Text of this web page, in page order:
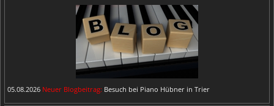
05.08.2026 Neuer Blogbeitrag: Besuch bei Piano Hübner in Trier